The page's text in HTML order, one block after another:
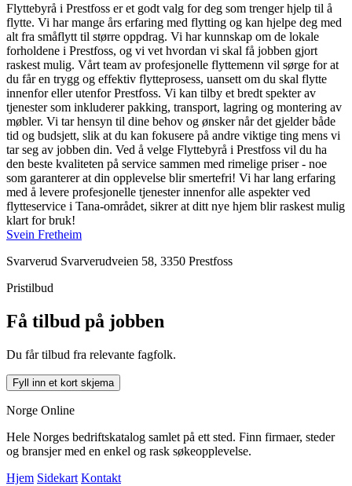
Flyttebyrå i Prestfoss er et godt valg for deg som trenger hjelp til å
flytte. Vi har mange års erfaring med flytting og kan hjelpe deg med
alt fra småflytt til større oppdrag. Vi har kunnskap om de lokale
forholdene i Prestfoss, og vi vet hvordan vi skal få jobben gjort
raskest mulig. Vårt team av profesjonelle flyttemenn vil sørge for at
du får en trygg og effektiv flytteprosess, uansett om du skal flytte
innenfor eller utenfor Prestfoss. Vi kan tilby et bredt spekter av
tjenester som inkluderer pakking, transport, lagring og montering av
møbler. Vi tar hensyn til dine behov og ønsker når det gjelder både
tid og budsjett, slik at du kan fokusere på andre viktige ting mens vi
tar seg av jobben din. Ved å velge Flyttebyrå i Prestfoss vil du ha
den beste kvaliteten på service sammen med rimelige priser - noe
som garanterer at din opplevelse blir smertefri! Vi har lang erfaring
med å levere profesjonelle tjenester innenfor alle aspekter ved
flytteservice i Tana-området, sikrer at ditt nye hjem blir raskest mulig
klart for bruk!
Svein Fretheim
Svarverud Svarverudveien 58, 3350 Prestfoss
Pristilbud
Få tilbud på jobben
Du får tilbud fra relevante fagfolk.
Fyll inn et kort skjema
Norge Online
Hele Norges bedriftskatalog samlet på ett sted. Finn firmaer, steder
og bransjer med en enkel og rask søkeopplevelse.
Hjem Sidekart Kontakt